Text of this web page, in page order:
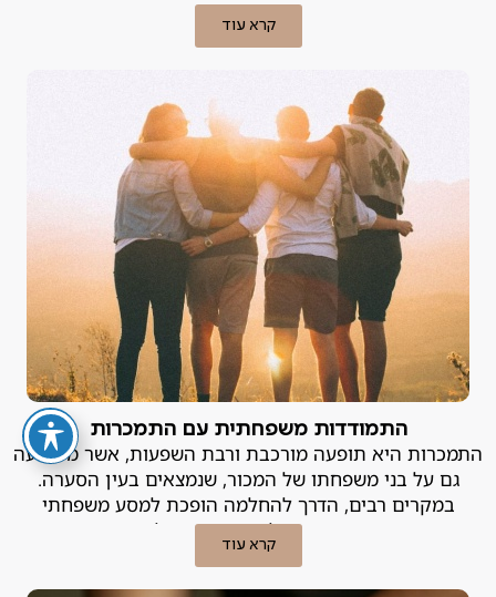
קרא עוד
התמודדות משפחתית עם התמכרות
התמכרות היא תופעה מורכבת ורבת השפעות, אשר משפיעה
גם על בני משפחתו של המכור, שנמצאים בעין הסערה.
במקרים רבים, הדרך להחלמה הופכת למסע משפחתי
משותף, הדורש שיתוף פעולה, קביעת גבולות בריאים ותמיכה
מערכתית
קרא עוד